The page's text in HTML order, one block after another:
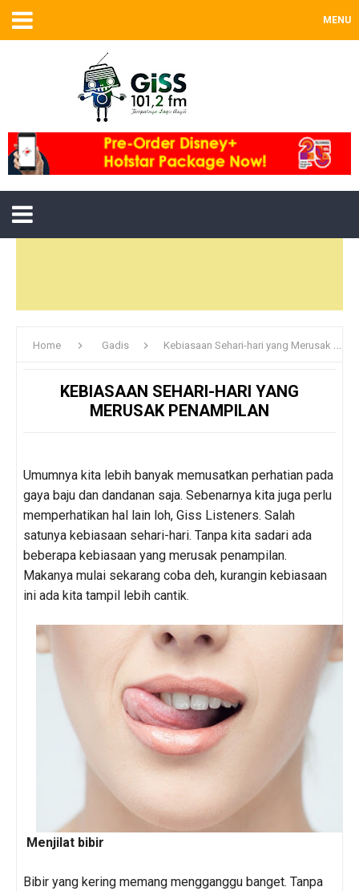
MENU
Home Gadis Kebiasaan Sehari-hari yang Merusak Penampilan
KEBIASAAN SEHARI-HARI YANG
MERUSAK PENAMPILAN
Umumnya kita lebih banyak memusatkan perhatian pada
gaya baju dan dandanan saja. Sebenarnya kita juga perlu
memperhatikan hal lain loh, Giss Listeners. Salah
satunya kebiasaan sehari-hari. Tanpa kita sadari ada
beberapa kebiasaan yang merusak penampilan.
Makanya mulai sekarang coba deh, kurangin kebiasaan
ini ada kita tampil lebih cantik.
Menjilat bibir
Bibir yang kering memang mengganggu banget. Tanpa